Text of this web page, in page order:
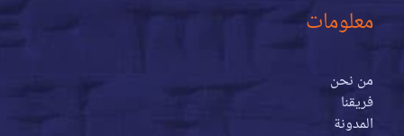
معلومات
من نحن
فريقنا
المدونة